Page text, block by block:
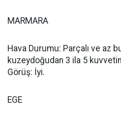
MARMARA
Hava Durumu: Parçalı ve az
kuzeydoğudan 3 ila 5
Görüş: İyi.
EGE